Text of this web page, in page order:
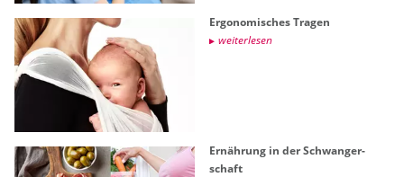
Er­go­no­mi­sches Tra­gen
wei­ter­le­sen
Er­näh­rung in der Schwan­ger­
schaft